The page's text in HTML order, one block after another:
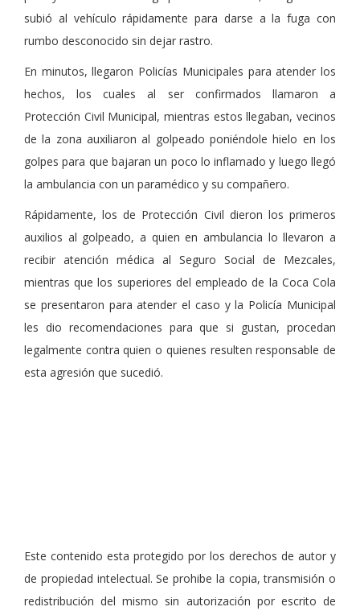
subió al vehículo rápidamente para darse a la fuga con
rumbo desconocido sin dejar rastro.
En minutos, llegaron Policías Municipales para atender los
hechos, los cuales al ser confirmados llamaron a
Protección Civil Municipal, mientras estos llegaban, vecinos
de la zona auxiliaron al golpeado poniéndole hielo en los
golpes para que bajaran un poco lo inflamado y luego llegó
la ambulancia con un paramédico y su compañero.
Rápidamente, los de Protección Civil dieron los primeros
auxilios al golpeado, a quien en ambulancia lo llevaron a
recibir atención médica al Seguro Social de Mezcales,
mientras que los superiores del empleado de la Coca Cola
se presentaron para atender el caso y la Policía Municipal
les dio recomendaciones para que si gustan, procedan
legalmente contra quien o quienes resulten responsable de
esta agresión que sucedió.
Este contenido esta protegido por los derechos de autor y
de propiedad intelectual. Se prohibe la copia, transmisión o
redistribución del mismo sin autorización por escrito de